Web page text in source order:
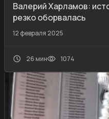
Валерий Харламов:
резко оборвалась
12 февраля 2025
26 мин 1074